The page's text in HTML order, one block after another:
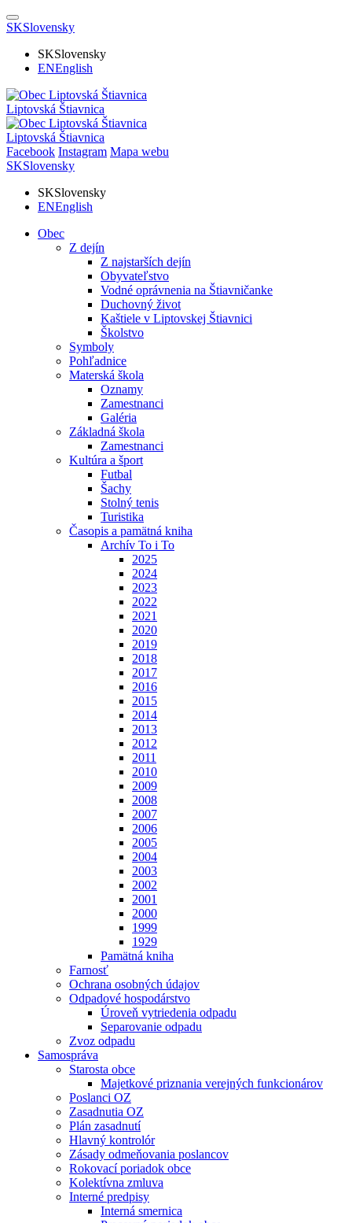
SKSlovensky
SKSlovensky
ENEnglish
Liptovská Štiavnica
Liptovská Štiavnica
Facebook Instagram Mapa webu
SKSlovensky
SKSlovensky
ENEnglish
Obec
Z dejín
Z najstarších dejín
Obyvateľstvo
Vodné oprávnenia na Štiavničanke
Duchovný život
Kaštiele v Liptovskej Štiavnici
Školstvo
Symboly
Pohľadnice
Materská škola
Oznamy
Zamestnanci
Galéria
Základná škola
Zamestnanci
Kultúra a šport
Futbal
Šachy
Stolný tenis
Turistika
Časopis a pamätná kniha
Archív To i To
2025
2024
2023
2022
2021
2020
2019
2018
2017
2016
2015
2014
2013
2012
2011
2010
2009
2008
2007
2006
2005
2004
2003
2002
2001
2000
1999
1929
Pamätná kniha
Farnosť
Ochrana osobných údajov
Odpadové hospodárstvo
Úroveň vytriedenia odpadu
Separovanie odpadu
Zvoz odpadu
Samospráva
Starosta obce
Majetkové priznania verejných funkcionárov
Poslanci OZ
Zasadnutia OZ
Plán zasadnutí
Hlavný kontrolór
Zásady odmeňovania poslancov
Rokovací poriadok obce
Kolektívna zmluva
Interné predpisy
Interná smernica